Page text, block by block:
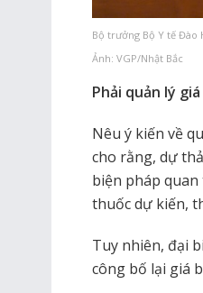
Bộ trưởng Bộ Y tế Đào
Ảnh: VGP/Nhật Bắc
Phải quản lý
Nêu ý kiến về
cho rằng, dự
biện pháp
thuốc dự kiến,
Tuy nhiên, đại
công bố lại giá